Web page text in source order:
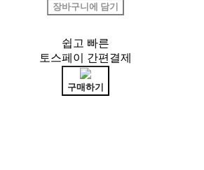
장바구니에 담기
쉽고 빠른
토스페이 간편결제
구매하기